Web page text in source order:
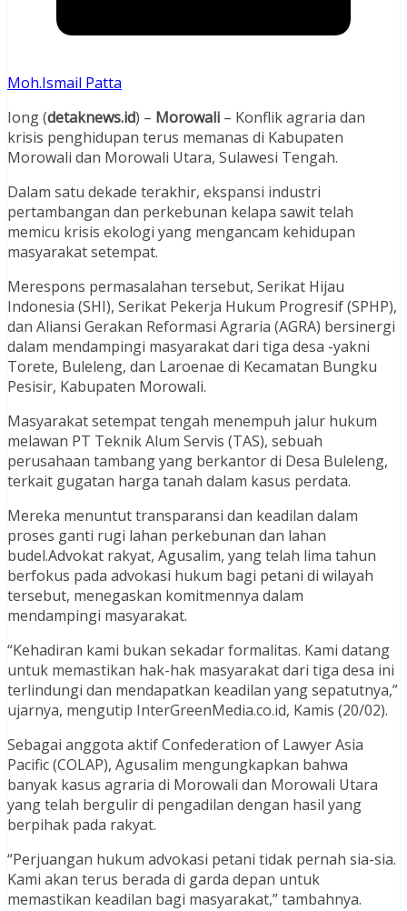
Moh.Ismail Patta
Iong (detaknews.id) – Morowali – Konflik agraria dan
krisis penghidupan terus memanas di Kabupaten
Morowali dan Morowali Utara, Sulawesi Tengah.
Dalam satu dekade terakhir, ekspansi industri
pertambangan dan perkebunan kelapa sawit telah
memicu krisis ekologi yang mengancam kehidupan
masyarakat setempat.
Merespons permasalahan tersebut, Serikat Hijau
Indonesia (SHI), Serikat Pekerja Hukum Progresif (SPHP),
dan Aliansi Gerakan Reformasi Agraria (AGRA) bersinergi
dalam mendampingi masyarakat dari tiga desa -yakni
Torete, Buleleng, dan Laroenae di Kecamatan Bungku
Pesisir, Kabupaten Morowali.
Masyarakat setempat tengah menempuh jalur hukum
melawan PT Teknik Alum Servis (TAS), sebuah
perusahaan tambang yang berkantor di Desa Buleleng,
terkait gugatan harga tanah dalam kasus perdata.
Mereka menuntut transparansi dan keadilan dalam
proses ganti rugi lahan perkebunan dan lahan
budel.Advokat rakyat, Agusalim, yang telah lima tahun
berfokus pada advokasi hukum bagi petani di wilayah
tersebut, menegaskan komitmennya dalam
mendampingi masyarakat.
“Kehadiran kami bukan sekadar formalitas. Kami datang
untuk memastikan hak-hak masyarakat dari tiga desa ini
terlindungi dan mendapatkan keadilan yang sepatutnya,”
ujarnya, mengutip InterGreenMedia.co.id, Kamis (20/02).
Sebagai anggota aktif Confederation of Lawyer Asia
Pacific (COLAP), Agusalim mengungkapkan bahwa
banyak kasus agraria di Morowali dan Morowali Utara
yang telah bergulir di pengadilan dengan hasil yang
berpihak pada rakyat.
“Perjuangan hukum advokasi petani tidak pernah sia-sia.
Kami akan terus berada di garda depan untuk
memastikan keadilan bagi masyarakat,” tambahnya.